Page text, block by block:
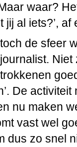
waar?
al iets?’, af
de sfeer
De
nu maken
vast wel
dus zo snel